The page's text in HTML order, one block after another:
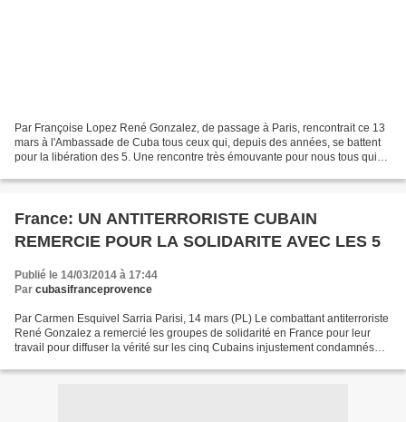
Par Françoise Lopez René Gonzalez, de passage à Paris, rencontrait ce 13
mars à l'Ambassade de Cuba tous ceux qui, depuis des années, se battent
pour la libération des 5. Une rencontre très émouvante pour nous tous qui
France: UN ANTITERRORISTE CUBAIN
REMERCIE POUR LA SOLIDARITE AVEC LES 5
Publié le 14/03/2014 à 17:44
Par cubasifranceprovence
Par Carmen Esquivel Sarria Parisi, 14 mars (PL) Le combattant antiterroriste
René Gonzalez a remercié les groupes de solidarité en France pour leur
travail pour diffuser la vérité sur les cinq Cubains injustement condamnés